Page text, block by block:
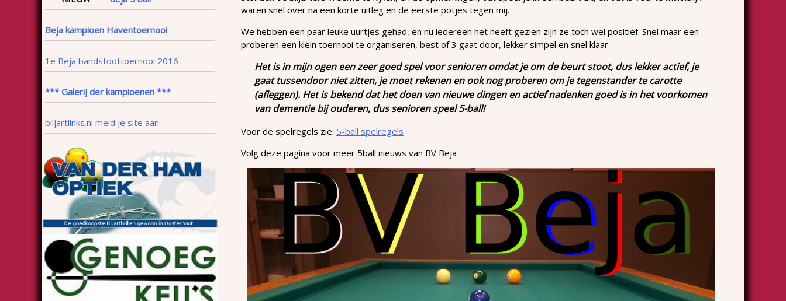
waren snel over na een korte uitleg en de eerste potjes tegen mij.
We hebben een paar leuke uurtjes gehad, en nu iedereen het heeft gezien zijn ze toch wel positief. Snel maar een
proberen een klein toernooi te organiseren, best of 3 gaat door, lekker simpel en snel klaar.
Het is in mijn ogen een zeer goed spel voor senioren omdat je om de beurt stoot, dus lekker actief, je
gaat tussendoor niet zitten, je moet rekenen en ook nog proberen om je tegenstander te carotte
(afleggen). Het is bekend dat het doen van nieuwe dingen en actief nadenken goed is in het voorkomen
van dementie bij ouderen, dus senioren speel 5-ball!
Voor de spelregels zie: 5-ball spelregels
Volg deze pagina voor meer 5ball nieuws van BV Beja
Beja kampioen Haventoernooi
1e Beja bandstoottoernooi 2016
*** Galerij der kampioenen ***
biljartlinks.nl meld je site aan